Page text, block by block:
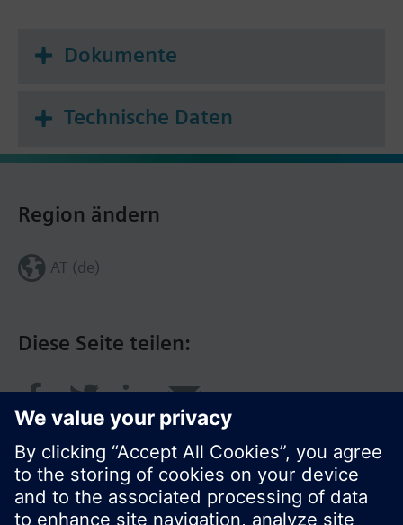
Dokumente
Technische Daten
Diese Seite teilen:
Region ändern
AT (de)